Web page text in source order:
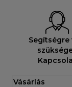
Segítségre
Vásárlás